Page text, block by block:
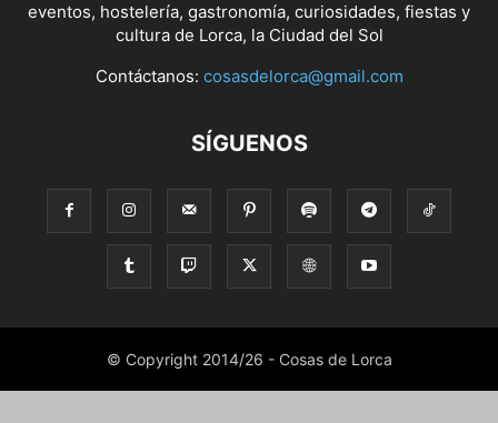
eventos, hostelería, gastronomía, curiosidades, fiestas y
cultura de Lorca, la Ciudad del Sol
Contáctanos: cosasdelorca@gmail.com
SÍGUENOS
© Copyright 2014/26 - Cosas de Lorca